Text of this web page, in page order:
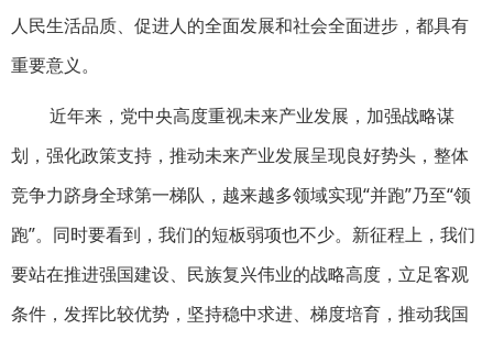
人民生活品质、促进人的全面发展和社会全面进步，都具有
重要意义。
近年来，党中央高度重视未来产业发展，加强战略谋
划，强化政策支持，推动未来产业发展呈现良好势头，整体
竞争力跻身全球第一梯队，越来越多领域实现“并跑”乃至“领
跑”。同时要看到，我们的短板弱项也不少。新征程上，我们
要站在推进强国建设、民族复兴伟业的战略高度，立足客观
条件，发挥比较优势，坚持稳中求进、梯度培育，推动我国